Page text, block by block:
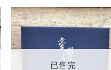
望輕
已售完